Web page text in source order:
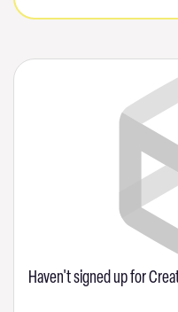
Haven't signed up for